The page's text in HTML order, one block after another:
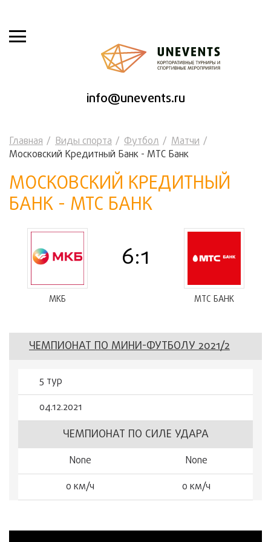
info@unevents.ru
Главная Виды спорта Футбол
Матчи
Московский Кредитный Банк - МТС Банк
МОСКОВСКИЙ КРЕДИТНЫЙ
БАНК - МТС БАНК
МКБ
6:1
МТС БАНК
ЧЕМПИОНАТ ПО МИНИ-ФУТБОЛУ 2021/2
5 тур
04.12.2021
ЧЕМПИОНАТ ПО СИЛЕ УДАРА
None
None
0 км/ч
0 км/ч